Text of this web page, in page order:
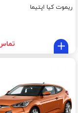
ریموت کیا اپتیما